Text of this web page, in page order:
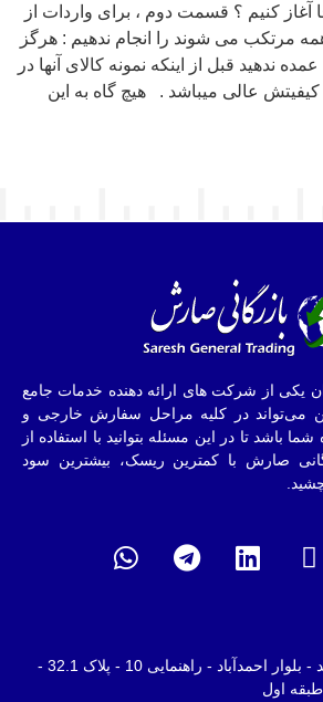
آغاز کنیم ؟ قسمت دوم ، برای واردات از
مرتکب می شوند را انجام ندهیم : هرگز
ندهید قبل از اینکه نمونه کالای آنها در
عالی میباشد . هیچ گاه به این
یکی از شرکت های ارائه دهنده خدمات جامع
می‌تواند در کلیه مراحل سفارش خارجی و
باشد تا در این مسئله بتوانید با استفاده از
صارش با کمترین ریسک، بیشترین سود
دفتر مرکزی: مشهد - بلوار احمدآباد - راهنمایی 10 - پلاک 32.1 -
اول